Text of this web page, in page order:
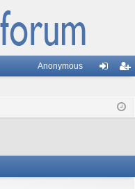
Anonymous
ис